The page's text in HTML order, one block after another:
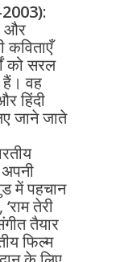
2003):
और
कविताएँ
को सरल
हैं। वह
हिंदी
जाने जाते
में पहचान
तेरी
तैयार
फिल्म